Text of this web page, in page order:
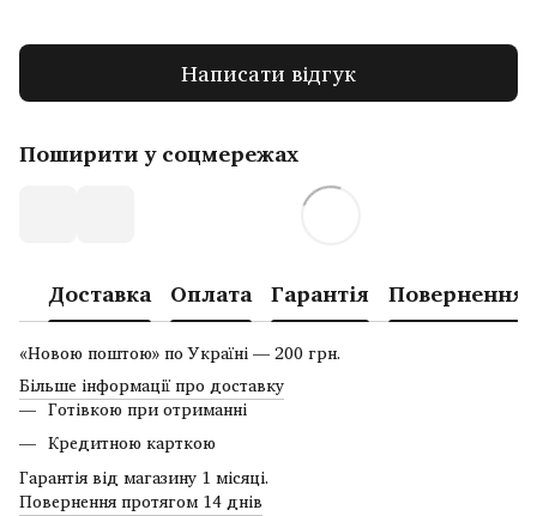
Написати відгук
Поширити у соцмережах
Доставка Оплата Гарантія Повернення
«Новою поштою» по Україні — 200 грн.
Більше інформації про доставку
Готівкою при отриманні
Кредитною карткою
Гарантія від магазину 1 місяці.
Повернення протягом 14 днів